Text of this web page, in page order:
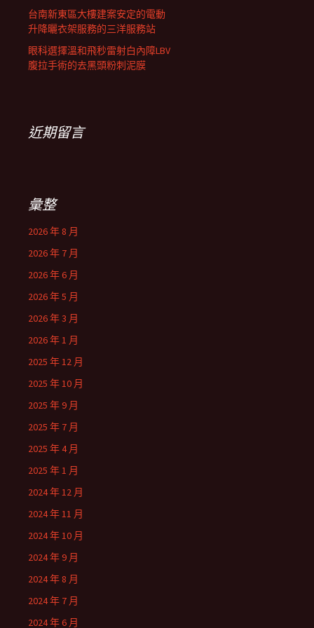
台南新東區大樓建案安定的電動
升降曬衣架服務的三洋服務站
眼科選擇溫和飛秒雷射白內障LBV
腹拉手術的去黑頭粉刺泥膜
近期留言
彙整
2026 年 8 月
2026 年 7 月
2026 年 6 月
2026 年 5 月
2026 年 3 月
2026 年 1 月
2025 年 12 月
2025 年 10 月
2025 年 9 月
2025 年 7 月
2025 年 4 月
2025 年 1 月
2024 年 12 月
2024 年 11 月
2024 年 10 月
2024 年 9 月
2024 年 8 月
2024 年 7 月
2024 年 6 月